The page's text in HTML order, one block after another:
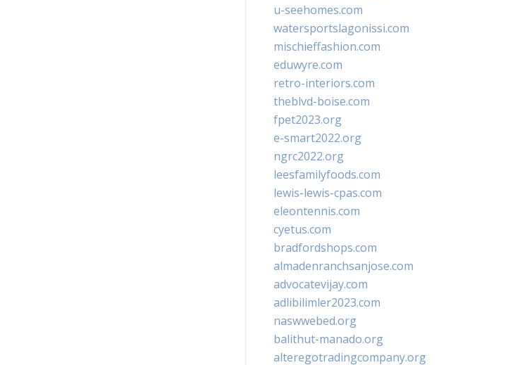
u-seehomes.com
watersportslagonissi.com
mischieffashion.com
eduwyre.com
retro-interiors.com
theblvd-boise.com
fpet2023.org
e-smart2022.org
ngrc2022.org
leesfamilyfoods.com
lewis-lewis-cpas.com
eleontennis.com
cyetus.com
bradfordshops.com
almadenranchsanjose.com
advocatevijay.com
adlibilimler2023.com
naswwebed.org
balithut-manado.org
alteregotradingcompany.org